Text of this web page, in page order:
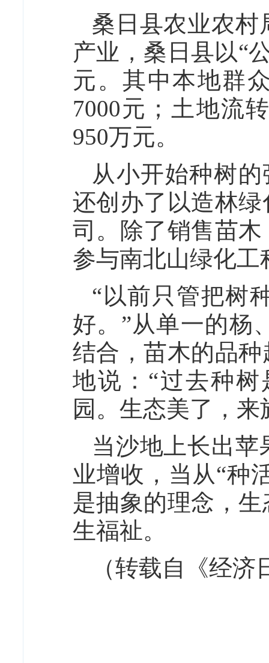
桑日县农业农村
产业，桑日县以“
元。其中本地群
7000元；土地流
950万元。
从小开始种树
还创办了以造林
司。除了销售苗
参与南北山绿化工
“以前只管把树
好。”从单一的杨
结合，苗木的品
地说：“过去种
园。生态美了，
当沙地上长出
业增收，当从“种
是抽象的理念，
生福祉。
（转载自《经